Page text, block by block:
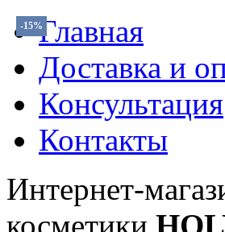
Главная
Доставка и
Консультация
Контакты
Интернет-
-15%
-15%